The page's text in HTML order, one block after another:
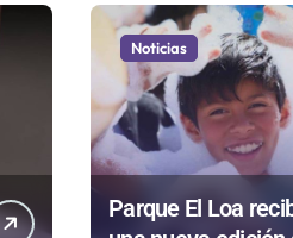
Noticias
Parque El Loa